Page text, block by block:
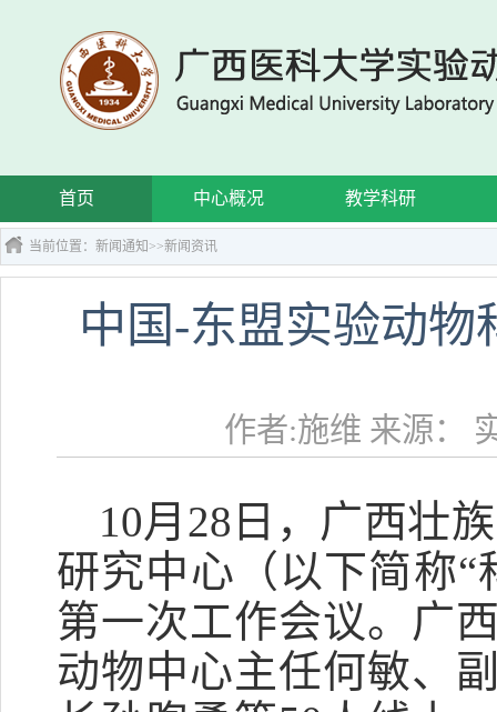
首页 中心概况 教学科研
当前位置： 新闻通知 >>新闻资讯
中国-东盟实验动
作者:施维 来源：
10月 28 日， 广西壮
研究中心 （以下简称“
第一次工作会议。 广
动物中心主任何敏、